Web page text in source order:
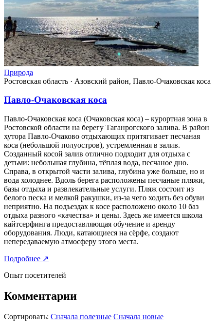
Природа
Ростовская область · Азовский район, Павло-Очаковская коса
Павло-Очаковская коса
Павло-Очаковская коса (Очаковская коса) – курортная зона в
Ростовской области на берегу Таганрогского залива. В район
хутора Павло-Очаково отдыхающих притягивает песчаная
коса (небольшой полуостров), устремленная в залив.
Созданный косой залив отлично подходит для отдыха с
детьми: небольшая глубина, тёплая вода, песчаное дно.
Справа, в открытой части залива, глубина уже больше, но и
вода холоднее. Вдоль берега расположены песчаные пляжи,
базы отдыха и развлекательные услуги. Пляж состоит из
белого песка и мелкой ракушки, из-за чего ходить без обуви
неприятно. На подъездах к косе расположено около 10 баз
отдыха разного «качества» и цены. Здесь же имеется школа
кайтсерфинга предоставляющая обучение и аренду
оборудования. Люди, катающиеся на сёрфе, создают
непередаваемую атмосферу этого места.
Подробнее ↗
Опыт посетителей
Комментарии
Сортировать: Сначала полезные Сначала новые